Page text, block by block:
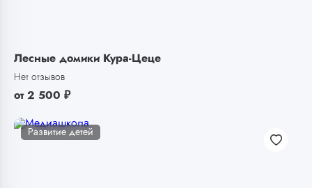
Лесные домики Кура-Цеце
Нет отзывов
от 2 500 ₽
Развитие детей